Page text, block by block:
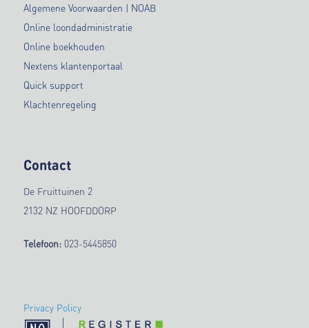
Algemene Voorwaarden | NOAB
Online loondadministratie
Online boekhouden
Nextens klantenportaal
Quick support
Klachtenregeling
Contact
De Fruittuinen 2
2132 NZ HOOFDDORP
Telefoon:023-5445850
Privacy Policy